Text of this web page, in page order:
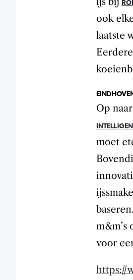
ook
laatste
Op
moet
voor
https://